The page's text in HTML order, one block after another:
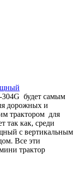
будет самым
дорожных и
трактором для
так как, среди
с вертикальным
Все эти
трактор